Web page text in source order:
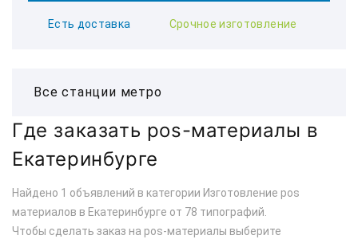
Есть доставка Срочное изготовление
Где заказать pos-материалы в
Екатеринбурге
Найдено 1 объявлений в категории Изготовление pos
материалов в Екатеринбурге от 78 типографий.
Чтобы сделать заказ на pos-материалы выберите